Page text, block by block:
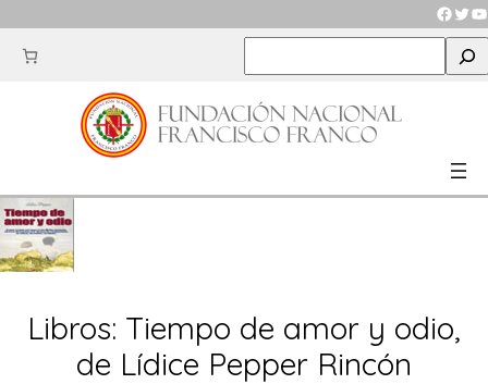
al
contenido
e
r
c
Libros: Tiempo de amor y odio,
de Lídice Pepper Rincón